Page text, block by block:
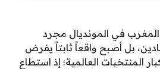
في المونديال مجرد
بل أصبح واقعاً ثابتاً يفرض
المنتخبات العالمية؛ إذ استطاع